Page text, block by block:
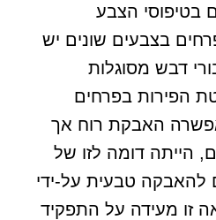
בטיפוסי הצבע
בצבעים שונים יש
דבש מסוגלות
הפירות בפרחים
האבקת רוח אך
הייתה דומה לזו של
להאבקה טבעית על-ידי
זו מעידה על התפקיד